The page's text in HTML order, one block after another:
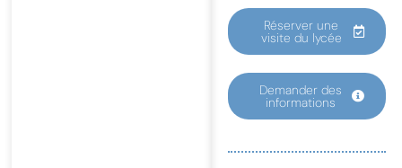
Réserver une
visite du lycée
Demander des
informations